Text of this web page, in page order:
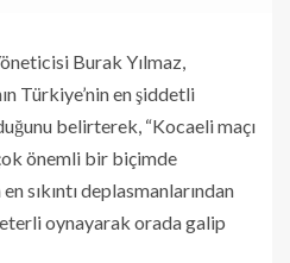
Burak Yılmaz,
Türkiye’nin en şiddetli
belirterek, “Kocaeli maçı
önemli bir biçimde
sıkıntı deplasmanlarından
oynayarak orada galip